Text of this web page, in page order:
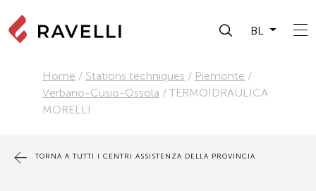
BL
Home / Stations techniques / Piemonte /
Verbano-Cusio-Ossola / TERMOIDRAULICA
MORELLI
TORNA A TUTTI I CENTRI ASSISTENZA DELLA PROVINCIA